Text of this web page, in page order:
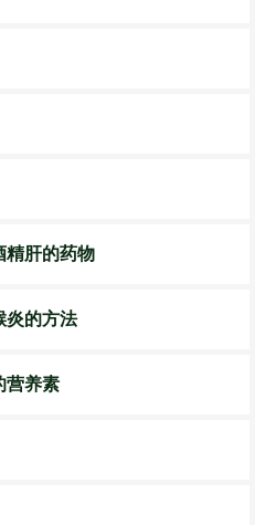
精肝的药物
炎的方法
营养素